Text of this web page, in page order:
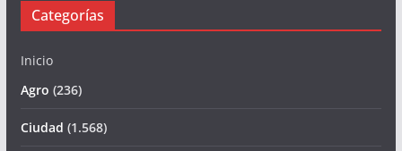
Categorías
Inicio
Agro (236)
Ciudad (1.568)